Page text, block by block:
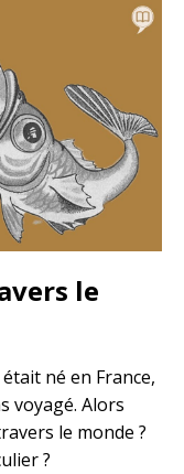
le
né en France,
voyagé. Alors
le monde ?
?